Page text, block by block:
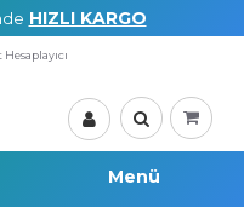
HIZLI KARGO